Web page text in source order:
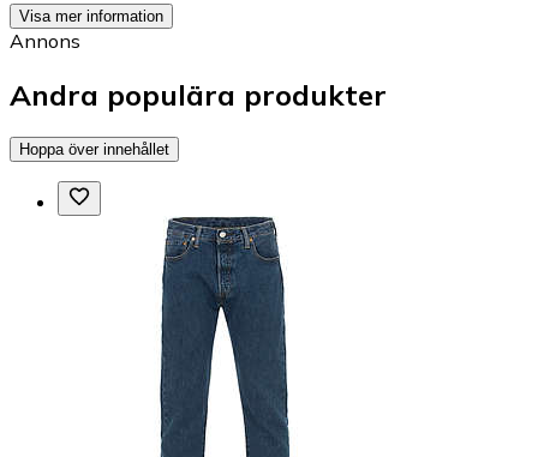
Visa mer information
Annons
Andra populära produkter
Hoppa över innehållet